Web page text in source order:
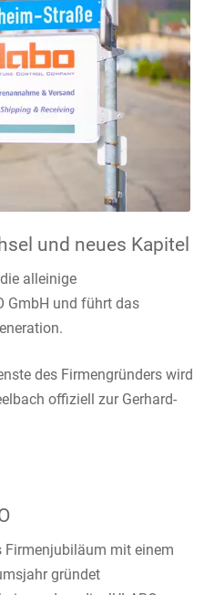
und neues Kapitel
alleinige
GmbH und führt das
des Firmengründers wird
offiziell zur Gerhard-
Firmenjubiläum mit einem
gründet